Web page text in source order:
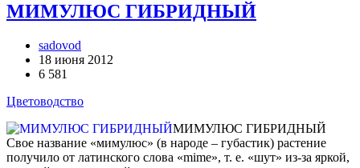
МИМУЛЮС ГИБРИДНЫЙ
sadovod
18 июня 2012
6 581
Цветоводство
МИМУЛЮС ГИБРИДНЫЙ
Свое название «мимулюс» (в народе – губастик) растение
получило от латинского слова «mime», т. е. «шут» из-за яркой,